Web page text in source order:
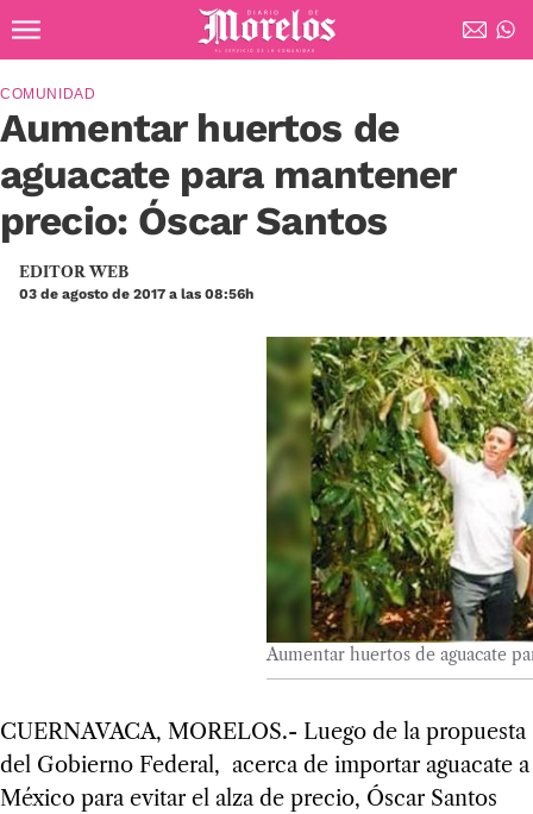
Diario de Morelos
Aumentar huertos de
aguacate para mantener
precio: Óscar Santos
COMUNIDAD
EDITOR WEB
03 de agosto de 2017 a las 08:56h
Aumentar huertos de aguacate
CUERNAVACA, MORELOS.- Luego de la propuesta
del Gobierno Federal, acerca de importar aguacate a
México para evitar el alza de precio, Óscar Santos